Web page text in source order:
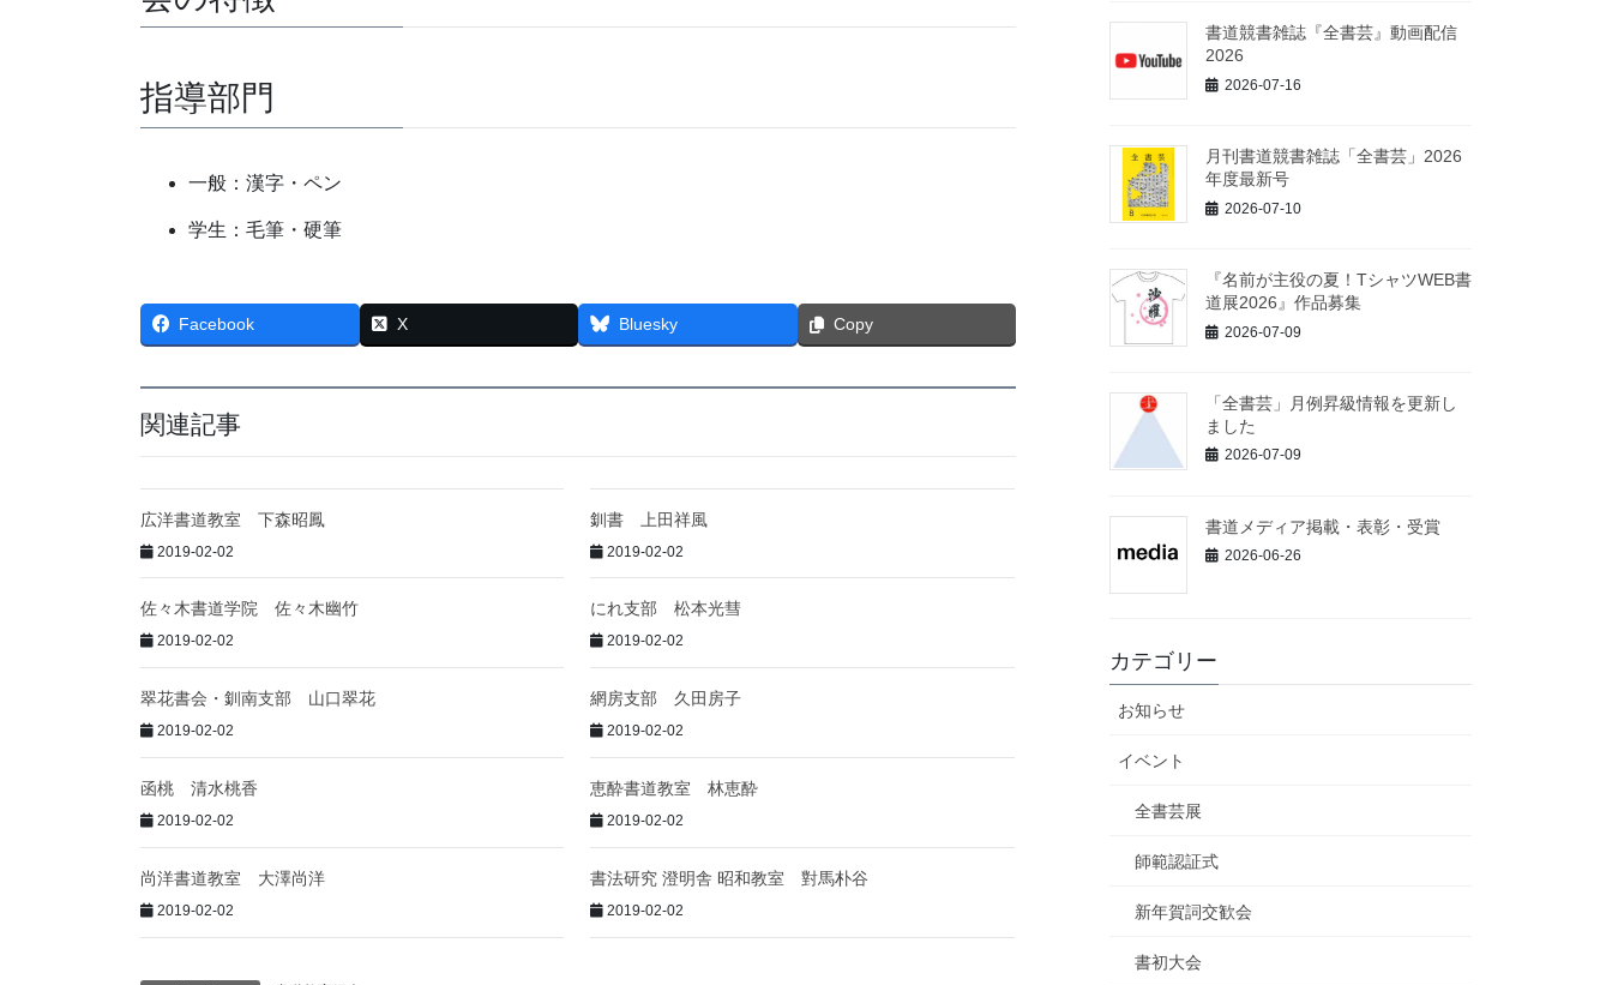
指導部門
一般：漢字・ペン
学生：毛筆・硬筆
Facebook X Bluesky Copy
関連記事
広洋書道教室 下森昭鳳
2019-02-02
釧書 上田祥風
2019-02-02
佐々木書道学院 佐々木幽竹
2019-02-02
にれ支部 松本光彗
2019-02-02
翠花書会・釧南支部 山口翠花
2019-02-02
網房支部 久田房子
2019-02-02
函桃 清水桃香
2019-02-02
恵酔書道教室 林恵酔
2019-02-02
尚洋書道教室 大澤尚洋
2019-02-02
書法研究 澄明舎 昭和教室 對馬朴谷
2019-02-02
書道競書雑誌『全書芸』動画配信
2026
2026-07-16
月刊書道競書雑誌「全書芸」2026
年度最新号
2026-07-10
『名前が主役の夏！TシャツWEB書
道展2026』作品募集
2026-07-09
「全書芸」月例昇級情報を更新し
ました
2026-07-09
書道メディア掲載・表彰・受賞
2026-06-26
カテゴリー
お知らせ
イベント
全書芸展
師範認証式
新年賀詞交歓会
書初大会